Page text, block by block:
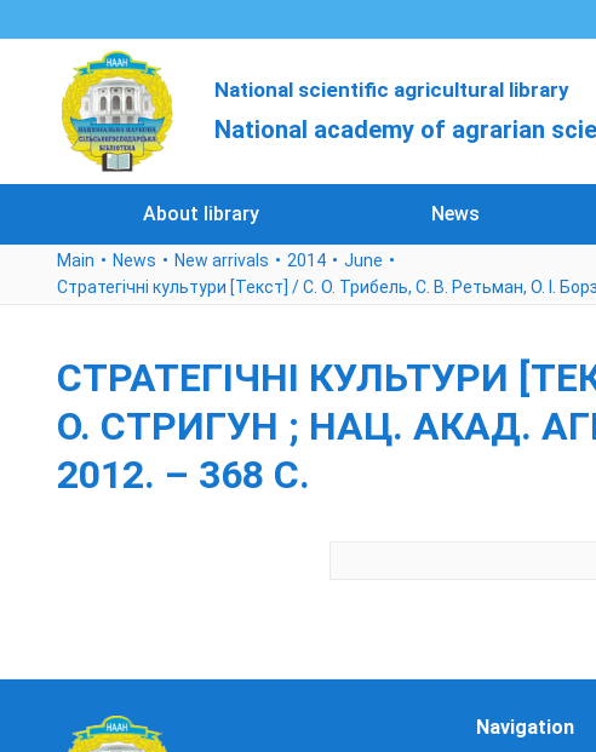
National scientific agricultural library
National academy of agrarian
About library News
Main News New arrivals 2014
June
Стратегічні культури [Текст] / С. О. Трибель, С. В. Ретьман, О. І.
СТРАТЕГІЧНІ КУЛЬТУРИ
О. СТРИГУН ; НАЦ. АКАД.
2012. – 368 С.
Navigation